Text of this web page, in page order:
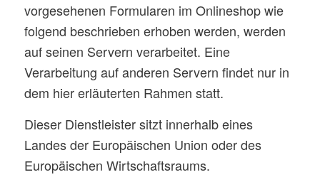
vorgesehenen Formularen im Onlineshop wie
folgend beschrieben erhoben werden, werden
auf seinen Servern verarbeitet. Eine
Verarbeitung auf anderen Servern findet nur in
dem hier erläuterten Rahmen statt.
Dieser Dienstleister sitzt innerhalb eines
Landes der Europäischen Union oder des
Europäischen Wirtschaftsraums.